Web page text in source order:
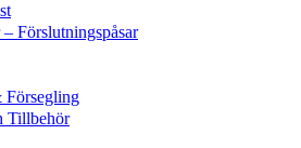
– Förslutningspåsar
Försegling
Tillbehör